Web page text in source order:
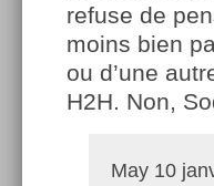
refuse de
moins bien
ou d’une
H2H. Non,
May 10